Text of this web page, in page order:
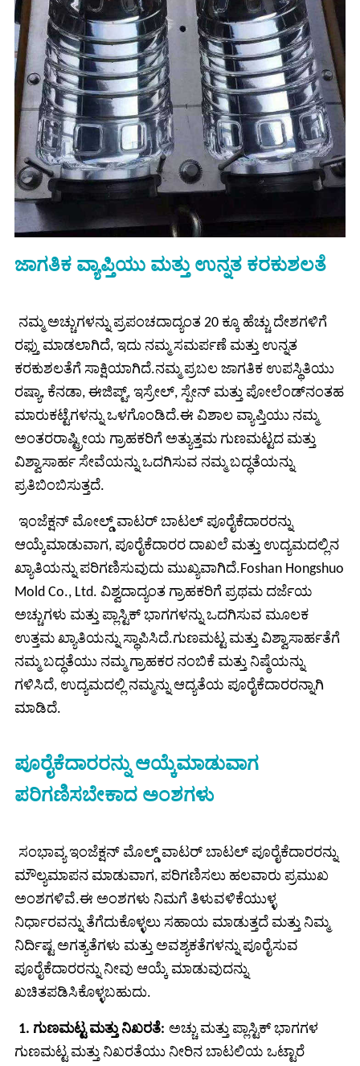
ಜಾಗತಿಕ ವ್ಯಾಪ್ತಿಯು ಮತ್ತು ಉನ್ನತ ಕರಕುಶಲತೆ
ನಮ್ಮ ಅಚ್ಚುಗಳನ್ನು ಪ್ರಪಂಚದಾದ್ಯಂತ 20 ಕ್ಕೂ ಹೆಚ್ಚು ದೇಶಗಳಿಗೆ
ರಫ್ತು ಮಾಡಲಾಗಿದೆ, ಇದು ನಮ್ಮ ಸಮರ್ಪಣೆ ಮತ್ತು ಉನ್ನತ
ಕರಕುಶಲತೆಗೆ ಸಾಕ್ಷಿಯಾಗಿದೆ.ನಮ್ಮ ಪ್ರಬಲ ಜಾಗತಿಕ ಉಪಸ್ಥಿತಿಯು
ರಷ್ಯಾ, ಕೆನಡಾ, ಈಜಿಪ್ಟ್, ಇಸ್ರೇಲ್, ಸ್ಪೇನ್ ಮತ್ತು ಪೋಲೆಂಡ್‌ನಂತಹ
ಮಾರುಕಟ್ಟೆಗಳನ್ನು ಒಳಗೊಂಡಿದೆ.ಈ ವಿಶಾಲ ವ್ಯಾಪ್ತಿಯು ನಮ್ಮ
ಅಂತರರಾಷ್ಟ್ರೀಯ ಗ್ರಾಹಕರಿಗೆ ಅತ್ಯುತ್ತಮ ಗುಣಮಟ್ಟದ ಮತ್ತು
ವಿಶ್ವಾಸಾರ್ಹ ಸೇವೆಯನ್ನು ಒದಗಿಸುವ ನಮ್ಮ ಬದ್ಧತೆಯನ್ನು
ಪ್ರತಿಬಿಂಬಿಸುತ್ತದೆ.
ಇಂಜೆಕ್ಷನ್ ಮೋಲ್ಡ್ ವಾಟರ್ ಬಾಟಲ್ ಪೂರೈಕೆದಾರರನ್ನು
ಆಯ್ಕೆಮಾಡುವಾಗ, ಪೂರೈಕೆದಾರರ ದಾಖಲೆ ಮತ್ತು ಉದ್ಯಮದಲ್ಲಿನ
ಖ್ಯಾತಿಯನ್ನು ಪರಿಗಣಿಸುವುದು ಮುಖ್ಯವಾಗಿದೆ.Foshan Hongshuo
Mold Co., Ltd. ವಿಶ್ವದಾದ್ಯಂತ ಗ್ರಾಹಕರಿಗೆ ಪ್ರಥಮ ದರ್ಜೆಯ
ಅಚ್ಚುಗಳು ಮತ್ತು ಪ್ಲಾಸ್ಟಿಕ್ ಭಾಗಗಳನ್ನು ಒದಗಿಸುವ ಮೂಲಕ
ಉತ್ತಮ ಖ್ಯಾತಿಯನ್ನು ಸ್ಥಾಪಿಸಿದೆ.ಗುಣಮಟ್ಟ ಮತ್ತು ವಿಶ್ವಾಸಾರ್ಹತೆಗೆ
ನಮ್ಮ ಬದ್ಧತೆಯು ನಮ್ಮ ಗ್ರಾಹಕರ ನಂಬಿಕೆ ಮತ್ತು ನಿಷ್ಠೆಯನ್ನು
ಗಳಿಸಿದೆ, ಉದ್ಯಮದಲ್ಲಿ ನಮ್ಮನ್ನು ಆದ್ಯತೆಯ ಪೂರೈಕೆದಾರರನ್ನಾಗಿ
ಮಾಡಿದೆ.
ಪೂರೈಕೆದಾರರನ್ನು ಆಯ್ಕೆಮಾಡುವಾಗ
ಪರಿಗಣಿಸಬೇಕಾದ ಅಂಶಗಳು
ಸಂಭಾವ್ಯ ಇಂಜೆಕ್ಷನ್ ಮೊಲ್ಡ್ ವಾಟರ್ ಬಾಟಲ್ ಪೂರೈಕೆದಾರರನ್ನು
ಮೌಲ್ಯಮಾಪನ ಮಾಡುವಾಗ, ಪರಿಗಣಿಸಲು ಹಲವಾರು ಪ್ರಮುಖ
ಅಂಶಗಳಿವೆ.ಈ ಅಂಶಗಳು ನಿಮಗೆ ತಿಳುವಳಿಕೆಯುಳ್ಳ
ನಿರ್ಧಾರವನ್ನು ತೆಗೆದುಕೊಳ್ಳಲು ಸಹಾಯ ಮಾಡುತ್ತದೆ ಮತ್ತು ನಿಮ್ಮ
ನಿರ್ದಿಷ್ಟ ಅಗತ್ಯತೆಗಳು ಮತ್ತು ಅವಶ್ಯಕತೆಗಳನ್ನು ಪೂರೈಸುವ
ಪೂರೈಕೆದಾರರನ್ನು ನೀವು ಆಯ್ಕೆ ಮಾಡುವುದನ್ನು
ಖಚಿತಪಡಿಸಿಕೊಳ್ಳಬಹುದು.
1. ಗುಣಮಟ್ಟ ಮತ್ತು ನಿಖರತೆ: ಅಚ್ಚು ಮತ್ತು ಪ್ಲಾಸ್ಟಿಕ್ ಭಾಗಗಳ
ಗುಣಮಟ್ಟ ಮತ್ತು ನಿಖರತೆಯು ನೀರಿನ ಬಾಟಲಿಯ ಒಟ್ಟಾರೆ